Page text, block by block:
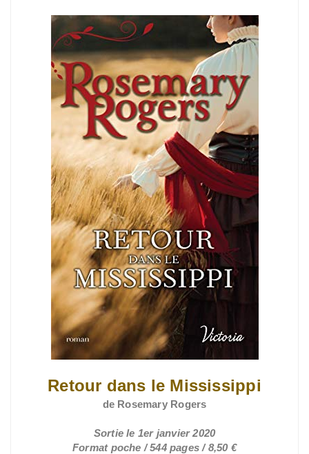
Retour dans le Mississippi
de Rosemary Rogers
Sortie le 1er janvier 2020
Format poche / 544 pages / 8,50 €